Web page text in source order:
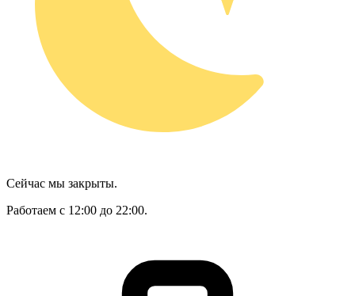
Сейчас мы закрыты.
Работаем с 12:00 до 22:00.